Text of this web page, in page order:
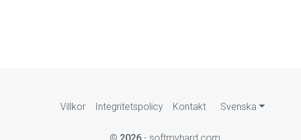
Villkor Integritetspolicy Kontakt Svenska